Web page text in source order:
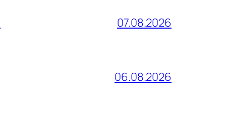
07.08.2026
06.08.2026